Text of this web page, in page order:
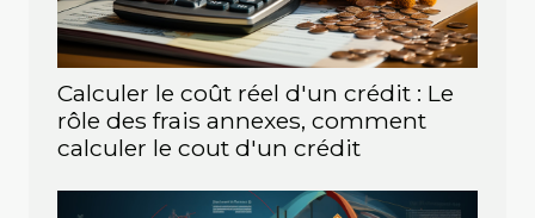
Calculer le coût réel d'un crédit : Le
rôle des frais annexes, comment
calculer le cout d'un crédit